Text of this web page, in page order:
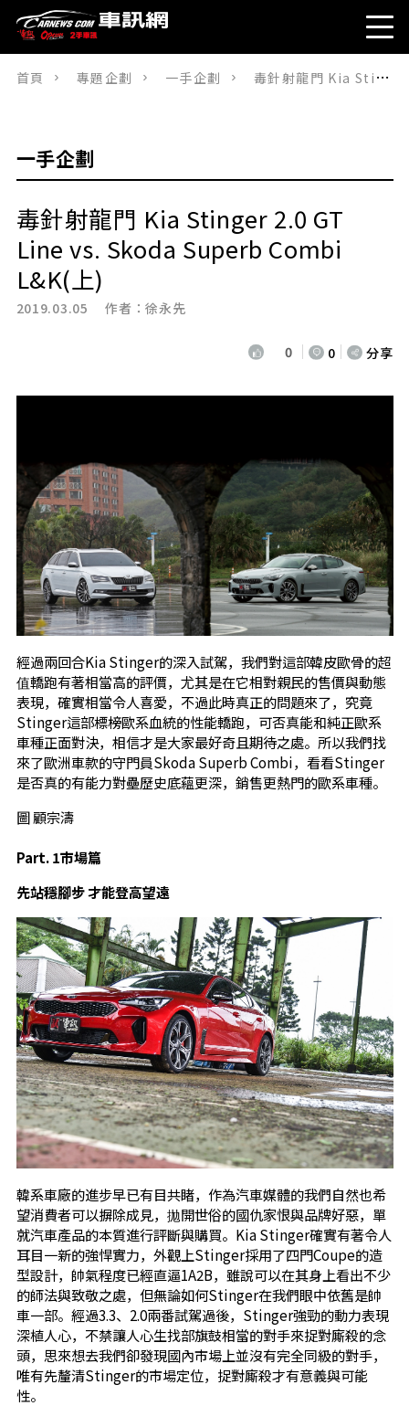
首頁 專題企劃 一手企劃 毒針射龍門 Kia Stinger 2.0 GT Line vs. Skoda Superb Combi L&K(上)
一手企劃
毒針射龍門 Kia Stinger 2.0 GT
Line vs. Skoda Superb Combi
L&K(上)
2019.03.05 作者：徐永先
0 0 分享
經過兩回合Kia Stinger的深入試駕，我們對這部韓皮歐骨的超
值轎跑有著相當高的評價，尤其是在它相對親民的售價與動態
表現，確實相當令人喜愛，不過此時真正的問題來了，究竟
Stinger這部標榜歐系血統的性能轎跑，可否真能和純正歐系
車種正面對決，相信才是大家最好奇且期待之處。所以我們找
來了歐洲車款的守門員Skoda Superb Combi，看看Stinger
是否真的有能力對壘歷史底蘊更深，銷售更熱門的歐系車種。
圖 顧宗濤
Part. 1市場篇
先站穩腳步 才能登高望遠
韓系車廠的進步早已有目共睹，作為汽車媒體的我們自然也希
望消費者可以摒除成見，拋開世俗的國仇家恨與品牌好惡，單
就汽車產品的本質進行評斷與購買。Kia Stinger確實有著令人
耳目一新的強悍實力，外觀上Stinger採用了四門Coupe的造
型設計，帥氣程度已經直逼1A2B，雖說可以在其身上看出不少
的師法與致敬之處，但無論如何Stinger在我們眼中依舊是帥
車一部。經過3.3、2.0兩番試駕過後，Stinger強勁的動力表現
深植人心，不禁讓人心生找部旗鼓相當的對手來捉對廝殺的念
頭，思來想去我們卻發現國內市場上並沒有完全同級的對手，
唯有先釐清Stinger的市場定位，捉對廝殺才有意義與可能
性。